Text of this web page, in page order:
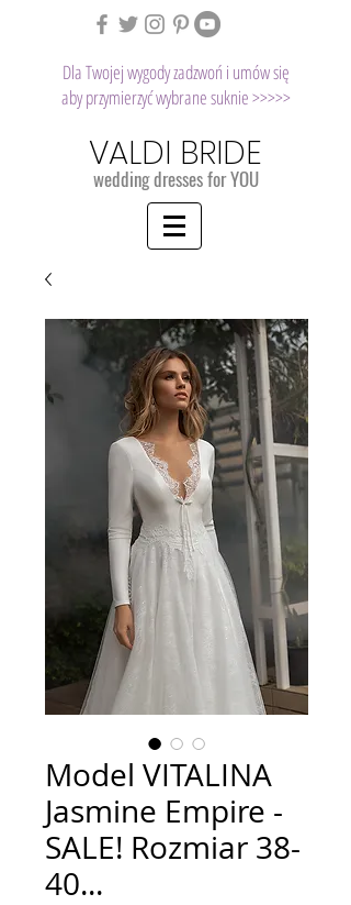
Dla Twojej wygody zadzwoń i umów się
aby przymierzyć wybrane suknie >>>>>
VALDI BRIDE
wedding dresses for YOU
Model VITALINA
Jasmine Empire -
SALE! Rozmiar 38-
40...